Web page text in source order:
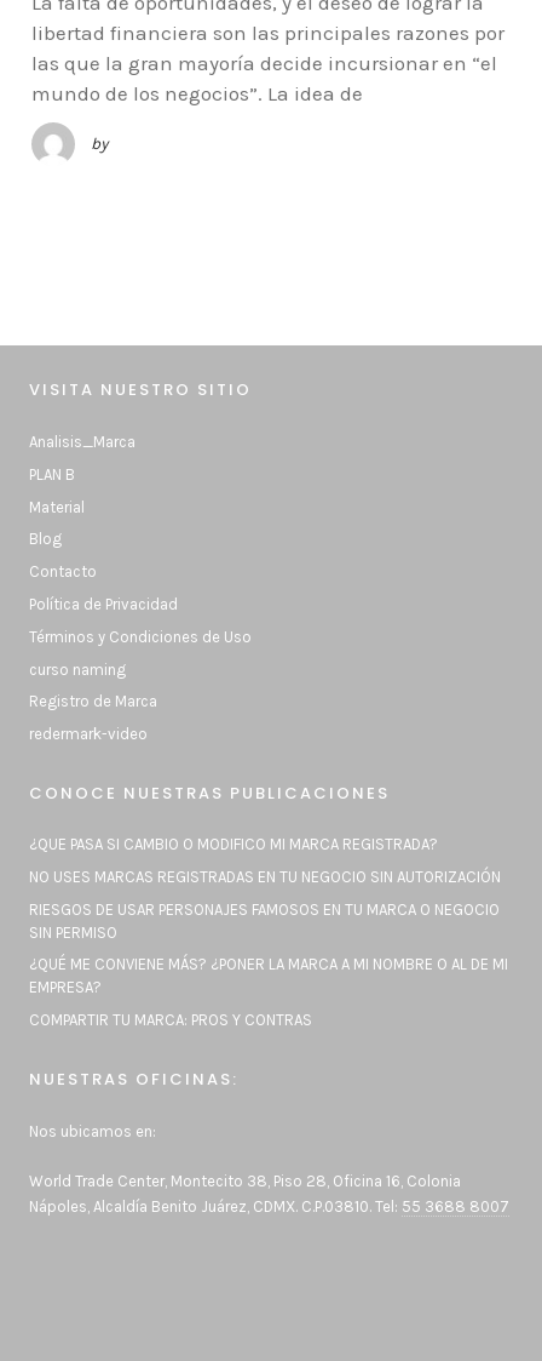
libertad financiera son las principales razones por
las que la gran mayoría decide incursionar en “el
mundo de los negocios”. La idea de
by
VISITA NUESTRO SITIO
Analisis_Marca
PLAN B
Material
Blog
Contacto
Política de Privacidad
Términos y Condiciones de Uso
curso naming
Registro de Marca
redermark-video
CONOCE NUESTRAS PUBLICACIONES
¿QUE PASA SI CAMBIO O MODIFICO MI MARCA REGISTRADA?
NO USES MARCAS REGISTRADAS EN TU NEGOCIO SIN AUTORIZACIÓN
RIESGOS DE USAR PERSONAJES FAMOSOS EN TU MARCA O NEGOCIO
SIN PERMISO
¿QUÉ ME CONVIENE MÁS? ¿PONER LA MARCA A MI NOMBRE O AL DE MI
EMPRESA?
COMPARTIR TU MARCA: PROS Y CONTRAS
NUESTRAS OFICINAS:
Nos ubicamos en:
World Trade Center, Montecito 38, Piso 28, Oficina 16, Colonia
Nápoles, Alcaldía Benito Juárez, CDMX. C.P.03810. Tel: 55 3688 8007